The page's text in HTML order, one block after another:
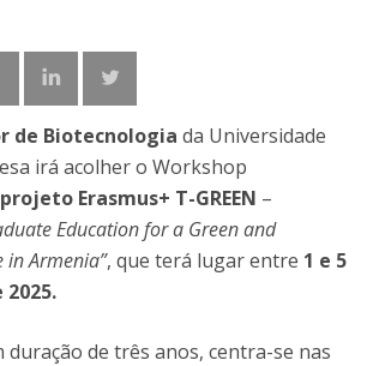
de Biotecnologia da Universidade
irá acolher o Workshop
projeto Erasmus+ T-GREEN –
Education for a Green and
in Armenia”, que terá lugar entre 1 e 5
duração de três anos, centra-se nas